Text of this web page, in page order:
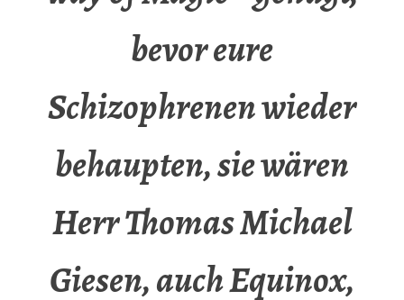
bevor eure
Schizophrenen wieder
behaupten, sie wären
Herr Thomas Michael
Giesen, auch Equinox,